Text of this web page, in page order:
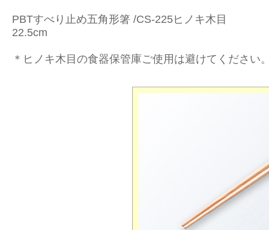
PBTすべり止め五角形箸 /CS-225ヒノキ木目
22.5cm
＊ヒノキ木目の食器保管庫ご使用は避けてください